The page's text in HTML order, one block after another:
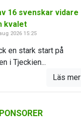
16 svenskar vidare
kvalet
2026 15:25
en stark start på
i Tjeckien...
Läs mer